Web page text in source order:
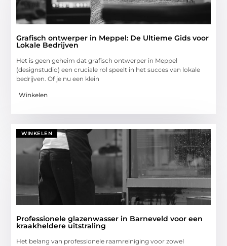
Grafisch ontwerper in Meppel: De Ultieme Gids voor
Lokale Bedrijven
Het is geen geheim dat grafisch ontwerper in Meppel
(designstudio) een cruciale rol speelt in het succes van lokale
bedrijven. Of je nu een klein
Winkelen
WINKELEN
Professionele glazenwasser in Barneveld voor een
kraakheldere uitstraling
Het belang van professionele raamreiniging voor zowel